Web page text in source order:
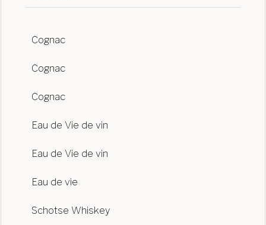
Cognac
Cognac
Cognac
Eau de Vie de vin
Eau de Vie de vin
Eau de vie
Schotse Whiskey